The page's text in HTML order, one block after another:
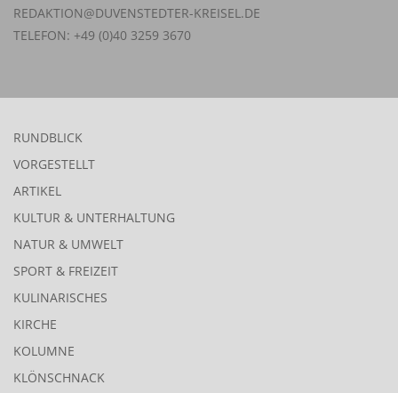
REDAKTION@DUVENSTEDTER-KREISEL.DE
TELEFON: +49 (0)40 3259 3670
RUNDBLICK
VORGESTELLT
ARTIKEL
KULTUR & UNTERHALTUNG
NATUR & UMWELT
SPORT & FREIZEIT
KULINARISCHES
KIRCHE
KOLUMNE
KLÖNSCHNACK